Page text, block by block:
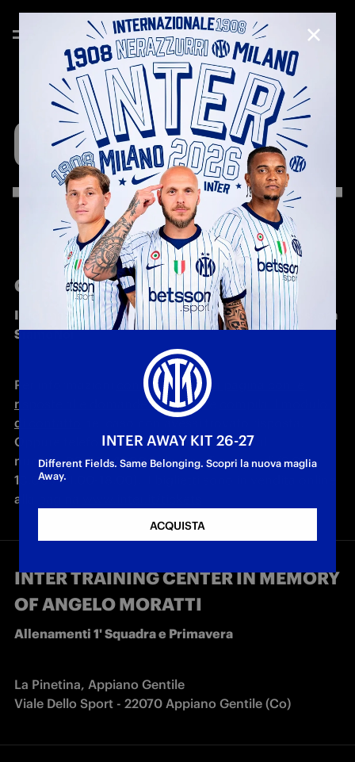
CONTATTI
CUSTOMER CARE
Informazioni biglietti, abbonamenti partite e tessera
SiamoNoi
Per informazioni
consulta prima la pagina con le
risposte alle domande frequenti
di contatto
Oppure telefona al Customer Care Inter al
numero 02.82942000 da lunedì a venerdì (9.00-
13.00 / 14.00-18.00).  I biglietti sono in vendita online
alla pagina
INTER TRAINING CENTER IN MEMORY
OF ANGELO MORATTI
La Pinetina, Appiano Gentile
Viale Dello Sport - 22070 Appiano Gentile (Co)
INTER AWAY KIT 26-27
Different Fields. Same Belonging. Scopri la nuova maglia
Away.
ACQUISTA